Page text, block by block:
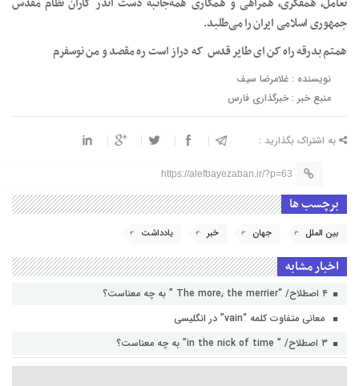
جمهوری اسلامی ایران را می‌طلبد.
همتم بدرقه راه کن ای طایر قدس ‌ که دراز است ره مقصد و من نوسفرم
نویسنده : غلامرضا سیف
منبع خبر : خبرگذاری فارس
به اشتراک بگذارید :
https://alefbayezaban.ir/?p=63
برچسب ها
بین الملل جهان خبر یادداشت
اخبار مشابه
معانی متفاوت کلمه “vain” در انگلیسی